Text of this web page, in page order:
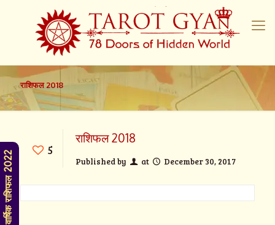
राशिफल 2018
5
राशिफल 2018
Published by at December 30, 2017
वार्षिक राशिफल 2022